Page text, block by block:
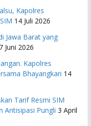
Kapolres
14 Juli 2026
Jawa Barat yang
Juni 2026
Kapolres
Bhayangkari 14
Tarif Resmi SIM
Antisipasi Pungli 3 April